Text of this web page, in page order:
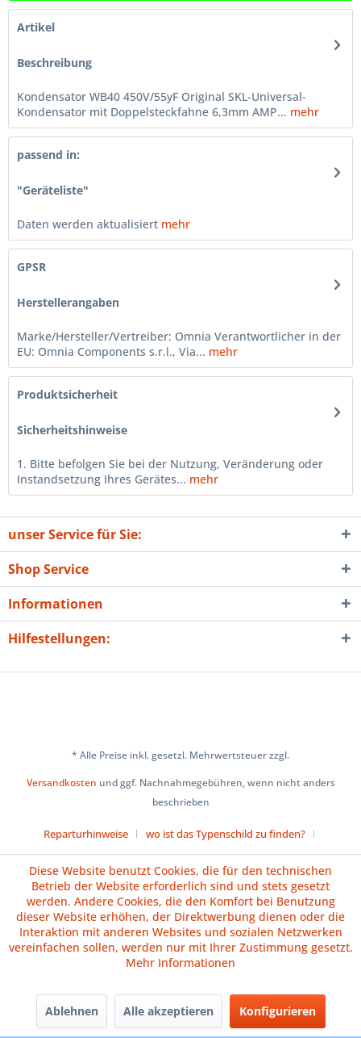
Artikel
Beschreibung
Kondensator WB40 450V/55yF Original SKL-Universal-
Kondensator mit Doppelsteckfahne 6,3mm AMP... mehr
passend in:
"Geräteliste"
Daten werden aktualisiert mehr
GPSR
Herstellerangaben
Marke/Hersteller/Vertreiber: Omnia Verantwortlicher in der
EU: Omnia Components s.r.l., Via... mehr
Produktsicherheit
Sicherheitshinweise
1. Bitte befolgen Sie bei der Nutzung, Veränderung oder
Instandsetzung Ihres Gerätes... mehr
unser Service für Sie:
Shop Service
Informationen
Hilfestellungen:
* Alle Preise inkl. gesetzl. Mehrwertsteuer zzgl.
Versandkosten und ggf. Nachnahmegebühren, wenn nicht anders
beschrieben
Reparturhinweise
wo ist das Typenschild zu finden?
Versand und Zahlungsbedingungen
Impressum
AGB
Widerrufsrecht
Datenschutz Batteriehinweise
Vertrag widerrufen
Diese Website benutzt Cookies, die für den technischen
Betrieb der Website erforderlich sind und stets gesetzt
werden. Andere Cookies, die den Komfort bei Benutzung
dieser Website erhöhen, der Direktwerbung dienen oder die
Interaktion mit anderen Websites und sozialen Netzwerken
vereinfachen sollen, werden nur mit Ihrer Zustimmung gesetzt.
Mehr Informationen
Ablehnen Alle akzeptieren Konfigurieren